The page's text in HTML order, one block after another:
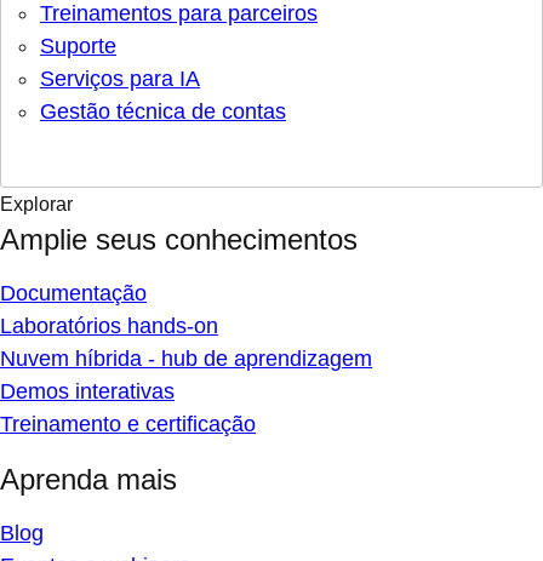
Treinamentos para parceiros
Suporte
Serviços para IA
Gestão técnica de contas
Explorar
Amplie seus conhecimentos
Documentação
Laboratórios hands-on
Nuvem híbrida - hub de aprendizagem
Demos interativas
Treinamento e certificação
Aprenda mais
Blog